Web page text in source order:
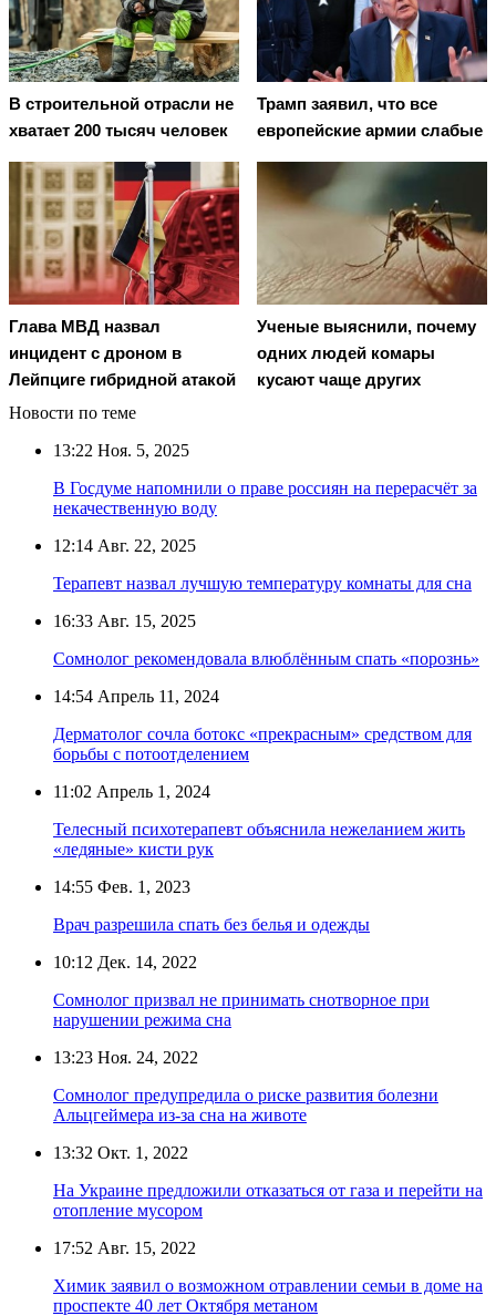
В строительной отрасли не
хватает 200 тысяч человек
Трамп заявил, что все
европейские армии слабые
Глава МВД назвал
инцидент с дроном в
Лейпциге гибридной атакой
Ученые выяснили, почему
одних людей комары
кусают чаще других
Новости по теме
13:22 Ноя. 5, 2025
В Госдуме напомнили о праве россиян на перерасчёт за
некачественную воду
12:14 Авг. 22, 2025
Терапевт назвал лучшую температуру комнаты для сна
16:33 Авг. 15, 2025
Сомнолог рекомендовала влюблённым спать «порознь»
14:54 Апрель 11, 2024
Дерматолог сочла ботокс «прекрасным» средством для
борьбы с потоотделением
11:02 Апрель 1, 2024
Телесный психотерапевт объяснила нежеланием жить
«ледяные» кисти рук
14:55 Фев. 1, 2023
Врач разрешила спать без белья и одежды
10:12 Дек. 14, 2022
Сомнолог призвал не принимать снотворное при
нарушении режима сна
13:23 Ноя. 24, 2022
Сомнолог предупредила о риске развития болезни
Альцгеймера из-за сна на животе
13:32 Окт. 1, 2022
На Украине предложили отказаться от газа и перейти на
отопление мусором
17:52 Авг. 15, 2022
Химик заявил о возможном отравлении семьи в доме на
проспекте 40 лет Октября метаном